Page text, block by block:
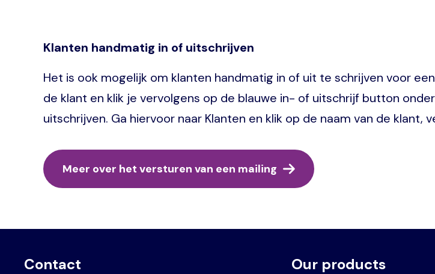
Klanten handmatig in of uitschrijven
Het is ook mogelijk om klanten handmatig in of uit te schrijven voor
de klant en klik je vervolgens op de blauwe in- of uitschrijf button
uitschrijven. Ga hiervoor naar Klanten en klik op de naam van de
Meer over het versturen van een mailing
Contact Voet
Primair
Our products